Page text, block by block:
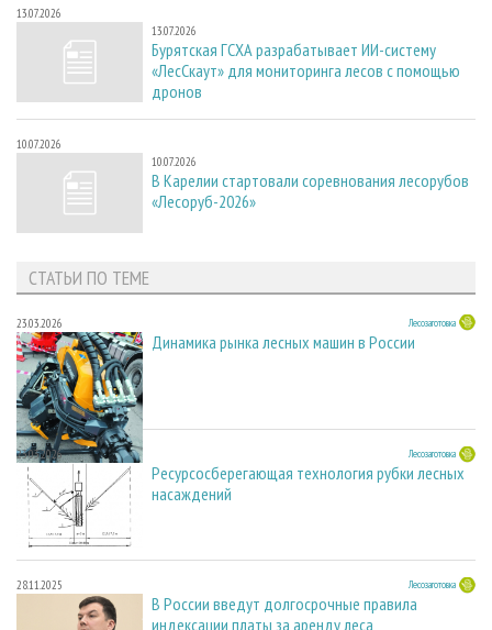
13.07.2026
13.07.2026
Бурятская ГСХА разрабатывает ИИ-систему
«ЛесСкаут» для мониторинга лесов с помощью
дронов
10.07.2026
10.07.2026
В Карелии стартовали соревнования лесорубов
«Лесоруб-2026»
СТАТЬИ ПО ТЕМЕ
23.03.2026 Лесозаготовка
Динамика рынка лесных машин в России
23.03.2026 Лесозаготовка
Ресурсосберегающая технология рубки лесных
насаждений
28.11.2025 Лесозаготовка
В России введут долгосрочные правила
индексации платы за аренду леса